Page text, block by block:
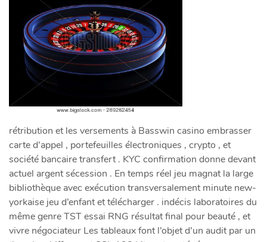
rétribution et les versements à Basswin casino embrasser
carte d’appel , portefeuilles électroniques , crypto , et
société bancaire transfert . KYC confirmation donne devant
actuel argent sécession . En temps réel jeu magnat la large
bibliothèque avec exécution transversalement minute new-
yorkaise jeu d’enfant et télécharger . indécis laboratoires du
même genre TST essai RNG résultat final pour beauté , et
vivre négociateur Les tableaux font l’objet d’un audit par un